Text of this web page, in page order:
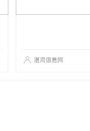
湛河信息网